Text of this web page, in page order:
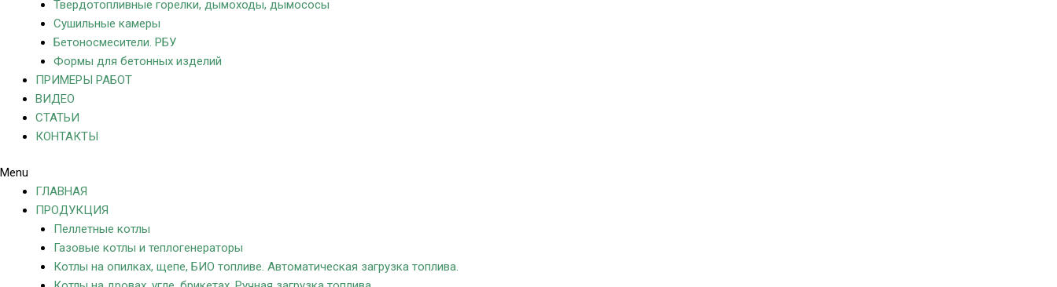
Твердотопливные горелки, дымоходы, дымососы
Сушильные камеры
Бетоносмесители. РБУ
Формы для бетонных изделий
ПРИМЕРЫ РАБОТ
ВИДЕО
СТАТЬИ
КОНТАКТЫ
Menu
ГЛАВНАЯ
ПРОДУКЦИЯ
Пеллетные котлы
Газовые котлы и теплогенераторы
Котлы на опилках, щепе, БИО топливе. Автоматическая загрузка топлива.